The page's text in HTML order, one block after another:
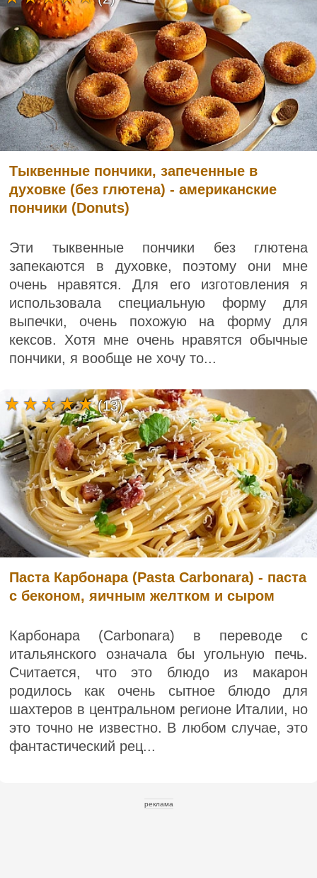
Тыквенные пончики, запеченные в
духовке (без глютена) - американские
пончики (Donuts)
Эти тыквенные пончики без глютена
запекаются в духовке, поэтому они мне
очень нравятся. Для его изготовления я
использовала специальную форму для
выпечки, очень похожую на форму для
кексов. Хотя мне очень нравятся обычные
пончики, я вообще не хочу то...
Паста Карбонара (Pasta Carbonara) - паста
с беконом, яичным желтком и сыром
Карбонара (Carbonara) в переводе с
итальянского означала бы угольную печь.
Считается, что это блюдо из макарон
родилось как очень сытное блюдо для
шахтеров в центральном регионе Италии, но
это точно не известно. В любом случае, это
фантастический рец...
(13)
реклама